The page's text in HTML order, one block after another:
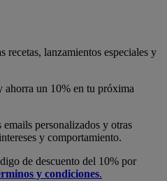
recetas, lanzamientos especiales y
ahorra un 10% en tu próxima
personalizados y otras
y comportamiento.
de descuento del 10% por
y condiciones.